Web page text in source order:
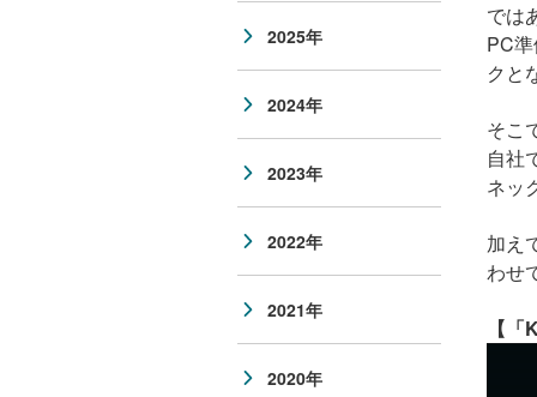
では
PC
クと
そこ
自社
ネッ
加え
わせ
【
2025年
2024年
2023年
2022年
2021年
2020年